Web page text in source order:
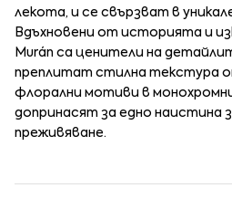
лекота, и се свързват в
Вдъхновени от историята и
Murán са ценители на
преплитат стилна текстура
флорални мотиви в
допринасят за едно наистина
преживяване.